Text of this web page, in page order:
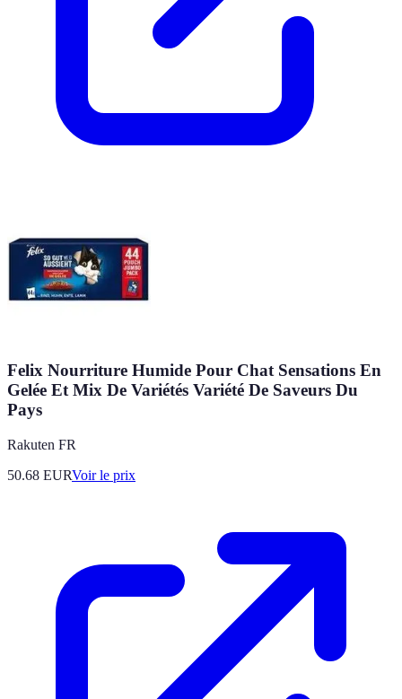
Felix Nourriture Humide Pour Chat Sensations En
Gelée Et Mix De Variétés Variété De Saveurs Du
Pays
Rakuten FR
50.68 EURVoir le prix